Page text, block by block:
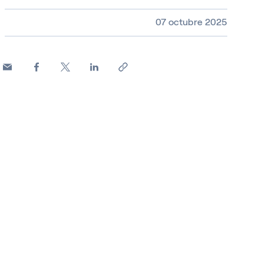
Tamaño del vídeo, duración y tipo de fichero
07 octubre 2025